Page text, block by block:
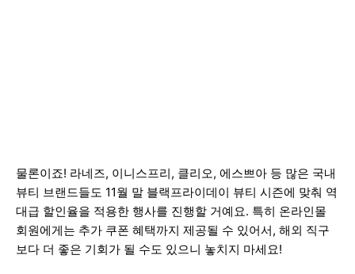
물론이죠! 라네즈, 이니스프리, 클리오, 에스쁘아 등 많은 국내
뷰티 브랜드들도 11월 말 블랙프라이데이 뷰티 시즌에 맞춰 역
대급 할인율을 적용한 행사를 진행할 거예요. 특히 온라인몰
회원에게는 추가 쿠폰 혜택까지 제공될 수 있어서, 해외 직구
보다 더 좋은 기회가 될 수도 있으니 놓치지 마세요!